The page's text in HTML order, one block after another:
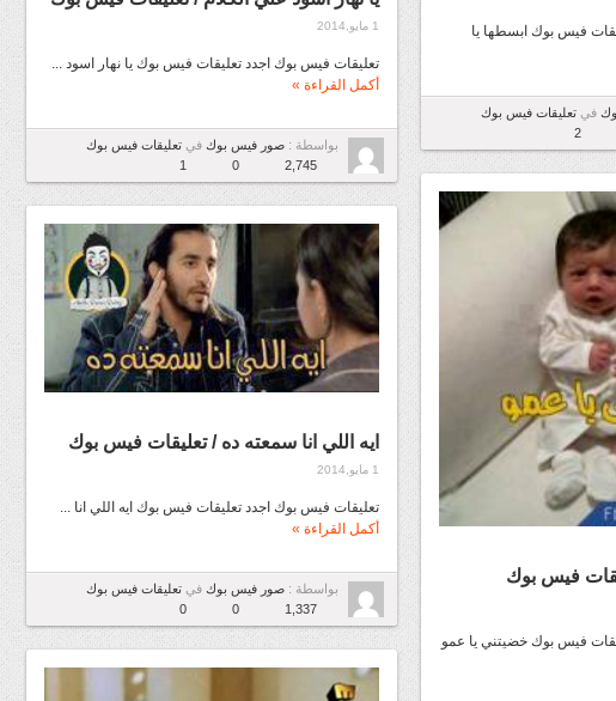
1 مايو,2014
تعليقات فيس بوك اجدد تعليقات فيس بوك يا نهار اسود ...
أكمل القراءة »
بواسطة : صور فيس بوك في تعليقات فيس بوك
2,745
0
1
فيس بوك ابسطها يا
في تعليقات فيس بوك
2
فيس بوك
فيس بوك خضيتني يا عمو
ايه اللي انا سمعته ده / تعليقات فيس بوك
1 مايو,2014
تعليقات فيس بوك اجدد تعليقات فيس بوك ايه اللي انا ...
أكمل القراءة »
بواسطة : صور فيس بوك في تعليقات فيس بوك
1,337
0
0